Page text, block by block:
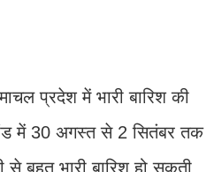
प्रदेश में भारी बारिश की
में 30 अगस्त से 2 सितंबर तक
बहुत भारी बारिश हो सकती